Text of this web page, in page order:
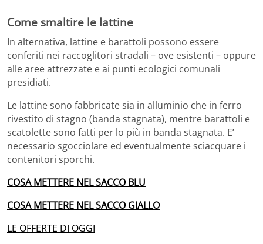
Come smaltire le lattine
In alternativa, lattine e barattoli possono essere
conferiti nei raccoglitori stradali – ove esistenti – oppure
alle aree attrezzate e ai punti ecologici comunali
presidiati.
Le lattine sono fabbricate sia in alluminio che in ferro
rivestito di stagno (banda stagnata), mentre barattoli e
scatolette sono fatti per lo più in banda stagnata. E’
necessario sgocciolare ed eventualmente sciacquare i
contenitori sporchi.
COSA METTERE NEL SACCO BLU
COSA METTERE NEL SACCO GIALLO
LE OFFERTE DI OGGI